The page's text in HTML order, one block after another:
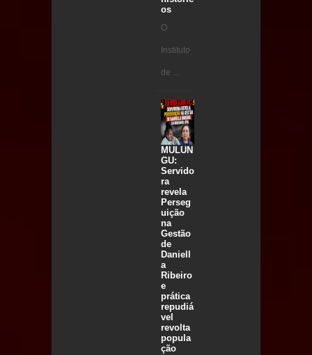
os
O
Instituto
de ...
MULUN
GU:
Servido
ra
revela
Perseg
uição
na
Gestão
de
Daniell
a
Ribeiro
e
prática
repudiá
vel
revolta
popula
ção